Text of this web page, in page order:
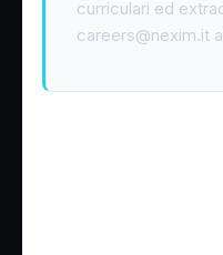
curriculari ed
careers@nexim.it